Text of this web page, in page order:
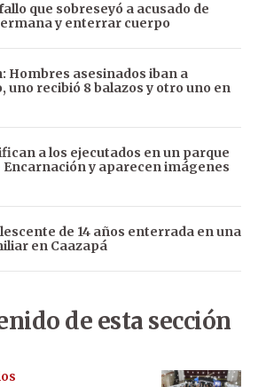
que sobreseyó a acusado de
y enterrar cuerpo
Hombres asesinados iban a
uno recibió 8 balazos y otro uno en
a los ejecutados en un parque
Encarnación y aparecen imágenes
de 14 años enterrada en una
en Caazapá
de esta sección